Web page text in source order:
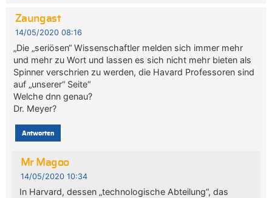
Zaungast
14/05/2020 08:16
„Die „seriösen“ Wissenschaftler melden sich immer mehr
und mehr zu Wort und lassen es sich nicht mehr bieten als
Spinner verschrien zu werden, die Havard Professoren sind
auf „unserer“ Seite“
Welche dnn genau?
Dr. Meyer?
Antworten
Mr Magoo
14/05/2020 10:34
In Harvard, dessen „technologische Abteilung“, das